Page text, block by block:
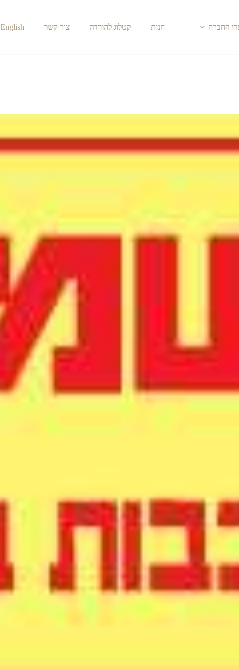
החברה חנות קטלוג להורדה צור קשר English